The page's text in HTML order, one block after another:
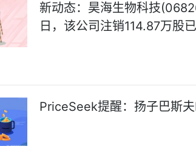
新动态：昊海生物科技
日，该公司注销114.87万股
PriceSeek提醒：扬子巴斯